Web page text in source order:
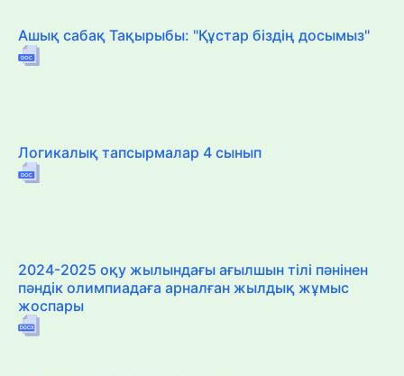
Ашық сабақ Тақырыбы: "Құстар біздің досымыз"
Логикалық тапсырмалар 4 сынып
2024-2025 оқу жылындағы ағылшын тілі пәнінен
пәндік олимпиадаға арналған жылдық жұмыс
жоспары